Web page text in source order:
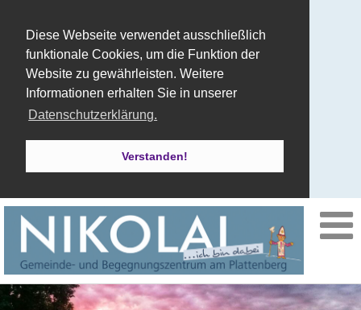
Diese Webseite verwendet ausschließlich
funktionale Cookies, um die Funktion der
Website zu gewährleisten. Weitere
Informationen erhalten Sie in unserer
Datenschutzerklärung.
Verstanden!